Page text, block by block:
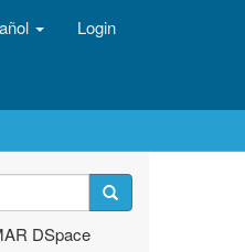
Login
DSpace